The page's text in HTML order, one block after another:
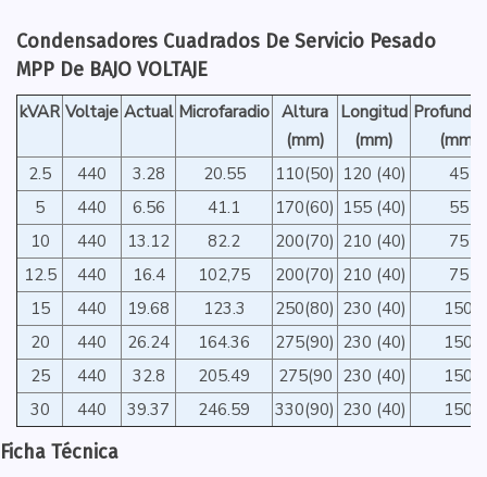
Condensadores Cuadrados De Servicio Pesado
MPP De BAJO VOLTAJE
kVAR Voltaje Actual Microfaradio Altura
(mm)
Longitud
(mm)
(mm)
2.5
440 3.28 20.55 110(50) 120 (40)
45
5
440 6.56 41.1 170(60) 155 (40)
55
10
440 13.12 82.2 200(70) 210 (40)
75
12.5
440 16.4 102,75 200(70) 210 (40)
75
15
440 19.68 123.3 250(80) 230 (40)
150
20
440 26.24 164.36 275(90) 230 (40)
150
25
440 32.8 205.49 275(90 230 (40)
150
30
440 39.37 246.59 330(90) 230 (40) 150
Ficha Técnica